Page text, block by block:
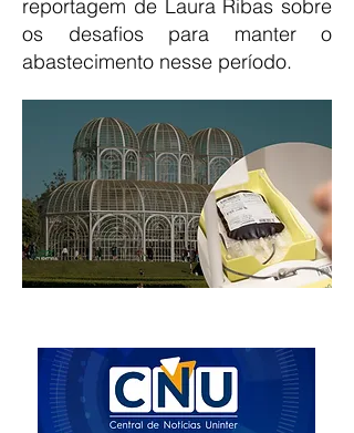
reportagem de Laura Ribas sobre
os desafios para manter o
abastecimento nesse período.